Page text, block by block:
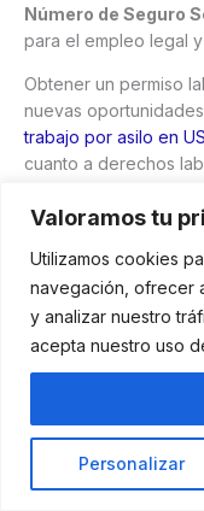
Valoramos tu
Utilizamos cookies
navegación, ofrecer
y analizar nuestro
acepta nuestro uso
Personalizar
Número de Seguro
para el empleo legal
Obtener un permiso
nuevas
trabajo por asilo en
cuanto a derechos
➤ Reunificación
El parole es una
familias. Programas
Reunification Parole
o residentes de EE.
vivir en Estados
sus visas.